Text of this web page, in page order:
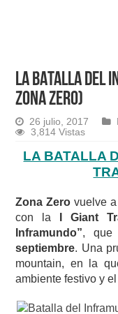
LA BATALLA DEL
ZONA ZERO)
26 julio, 2017
3,814 Vistas
LA BATALLA
Zona Zero vuelve
con la
I Giant
Inframundo”, que
septiembre. Una
mountain, en la
ambiente festivo y